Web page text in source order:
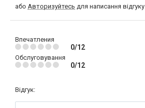
або Авторизуйтесь для написання відгуку
Впечатления
0/12
Обслуговування
0/12
Відгук: